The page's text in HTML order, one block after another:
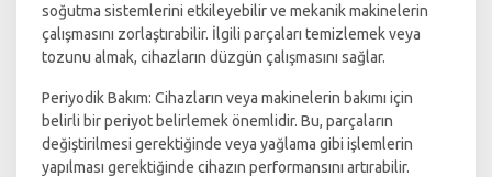
soğutma sistemlerini etkileyebilir ve mekanik makinelerin
çalışmasını zorlaştırabilir. İlgili parçaları temizlemek veya
tozunu almak, cihazların düzgün çalışmasını sağlar.
Periyodik Bakım: Cihazların veya makinelerin bakımı için
belirli bir periyot belirlemek önemlidir. Bu, parçaların
değiştirilmesi gerektiğinde veya yağlama gibi işlemlerin
yapılması gerektiğinde cihazın performansını artırabilir.